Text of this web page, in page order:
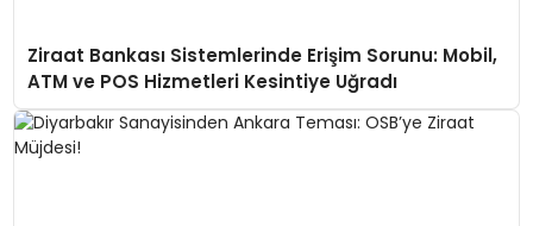
Ziraat Bankası Sistemlerinde Erişim Sorunu: Mobil,
ATM ve POS Hizmetleri Kesintiye Uğradı